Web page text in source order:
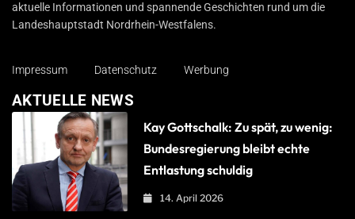
aktuelle Informationen und spannende Geschichten rund um die
Landeshauptstadt Nordrhein-Westfalens.
Impressum Datenschutz Werbung
AKTUELLE NEWS
Kay Gottschalk: Zu spät, zu wenig:
Bundesregierung bleibt echte
Entlastung schuldig
14. April 2026